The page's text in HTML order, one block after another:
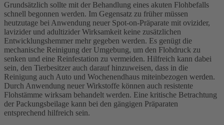
Grundsätzlich sollte mit der Behandlung eines akuten Flohbefalls
schnell begonnen werden. Im Gegensatz zu früher müssen
heutzutage bei Anwendung neuer Spot-on-Präparate mit ovizider,
lavizider und adultizider Wirksamkeit keine zusätzlichen
Entwicklungshemmer mehr gegeben werden. Es genügt die
mechanische Reinigung der Umgebung, um den Flohdruck zu
senken und eine Reinfestation zu vermeiden. Hilfreich kann dabei
sein, den Tierbesitzer auch darauf hinzuweisen, dass in die
Reinigung auch Auto und Wochenendhaus miteinbezogen werden.
Durch Anwendung neuer Wirkstoffe können auch resistente
Flohstämme wirksam behandelt werden. Eine kritische Betrachtung
der Packungsbeilage kann bei den gängigen Präparaten
entsprechend hilfreich sein.